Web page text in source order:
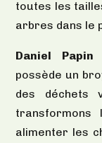
toutes les
arbres dans le
Daniel Papin
possède un
des déchets
transformons
alimenter les